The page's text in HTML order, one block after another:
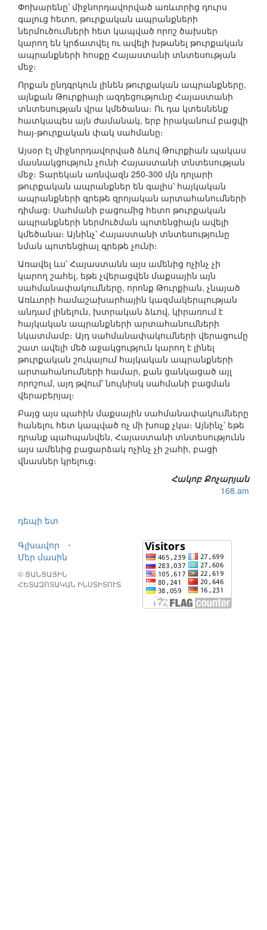
Փոխարենը՝ միջնորդավորված առևտրից դուրս
գալուց հետո, թուրքական ապրանքների
ներմուծումների հետ կապված որոշ ծախսեր
կարող են կրճատվել ու ավելի խթանել թուրքական
ապրանքների հոսքը Հայաստանի տնտեսության
մեջ։
Որքան ընդգրկուն լինեն թուրքական ապրանքները,
այնքան Թուրքիայի ազդեցությունը Հայաստանի
տնտեսության վրա կմեծանա։ Ու դա կտեսնենք
հատկապես այն ժամանակ, երբ իրականում բացվի
հայ-թուրքական փակ սահմանը։
Այսօր էլ միջնորդավորված ձևով Թուրքիան պակաս
մասնակցություն չունի Հայաստանի տնտեսության
մեջ։ Տարեկան առնվազն 250-300 մլն դոլարի
թուրքական ապրանքներ են գալիս՝ հայկական
ապրանքների գրեթե զրոյական արտահանումների
դիմաց։ Սահմանի բացումից հետո թուրքական
ապրանքների ներմուծման պոտենցիալն ավելի
կմեծանա։ Այնինչ՝ Հայաստանի տնտեսությունը
նման պոտենցիալ գրեթե չունի։
Առավել ևս՝ Հայաստանն այս ամենից ոչինչ չի
կարող շահել, եթե չվերացվեն մաքսային այն
սահմանափակումները, որոնք Թուրքիան, չնայած
Առևտրի համաշախարհային կազմակերպության
անդամ լինելուն, խտրական ձևով, կիրառում է
հայկական ապրանքների արտահանումների
նկատմամբ։ Այդ սահմանափակումների վերացումը
շատ ավելի մեծ աջակցություն կարող է լինել
թուրքական շուկայում հայկական ապրանքների
արտահանումների համար, քան ցանկացած այլ
որոշում, այդ թվում՝ նույնիսկ սահմանի բացման
վերաբերյալ։
Բայց այս պահին մաքսային սահմանափակումները
հանելու հետ կապված ոչ մի խոսք չկա։ Այնինչ՝ եթե
դրանք պահպանվեն, Հայաստանի տնտեսությունն
այս ամենից բացարձակ ոչինչ չի շահի, բացի
վնասներ կրելուց։
Հակոբ Քոչարյան
168.am
դեպի ետ
Գլխավոր
⋅
Մեր մասին
© ՑԱՆՑԱՅԻՆ
ՀԵՏԱԶՈՏԱԿԱՆ ԻՆՍՏԻՏՈՒՏ